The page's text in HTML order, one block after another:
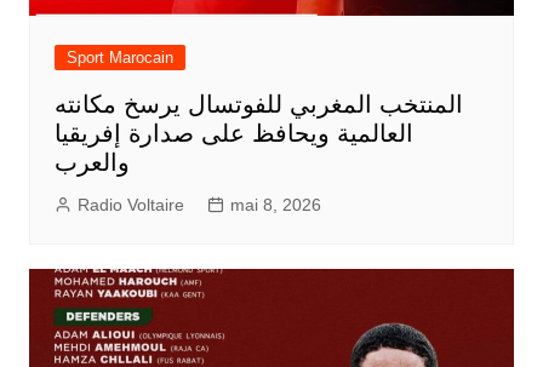
Sport Marocain
المنتخب المغربي للفوتسال يرسخ مكانته
العالمية ويحافظ على صدارة إفريقيا
والعرب
Radio Voltaire mai 8, 2026